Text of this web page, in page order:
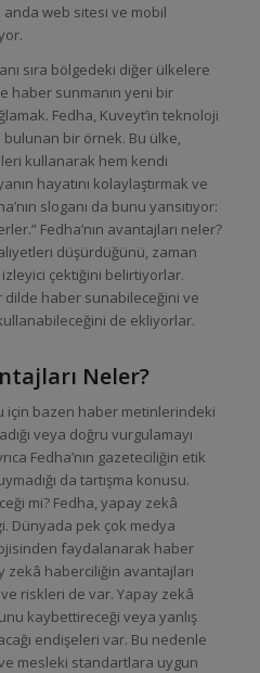
anda web sitesi ve mobil
sıra bölgedeki diğer ülkelere
haber sunmanın yeni bir
Fedha, Kuveyt’in teknoloji
bulunan bir örnek. Bu ülke,
kullanarak hem kendi
hayatını kolaylaştırmak ve
sloganı da bunu yansıtıyor:
Fedha’nın avantajları neler?
düşürdüğünü, zaman
izleyici çektiğini belirtiyorlar.
dilde haber sunabileceğini ve
de ekliyorlar.
Neler?
için bazen haber metinlerindeki
veya doğru vurgulamayı
Fedha’nın gazeteciliğin etik
da tartışma konusu.
mi? Fedha, yapay zekâ
Dünyada pek çok medya
faydalanarak haber
haberciliğin avantajları
riskleri de var. Yapay zekâ
kaybettireceği veya yanlış
endişeleri var. Bu nedenle
mesleki standartlara uygun